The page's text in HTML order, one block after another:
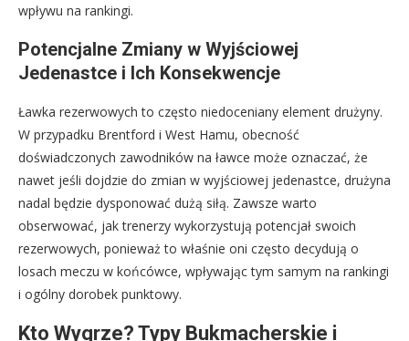
wpływu na rankingi.
Potencjalne Zmiany w Wyjściowej
Jedenastce i Ich Konsekwencje
Ławka rezerwowych to często niedoceniany element drużyny.
W przypadku Brentford i West Hamu, obecność
doświadczonych zawodników na ławce może oznaczać, że
nawet jeśli dojdzie do zmian w wyjściowej jedenastce, drużyna
nadal będzie dysponować dużą siłą. Zawsze warto
obserwować, jak trenerzy wykorzystują potencjał swoich
rezerwowych, ponieważ to właśnie oni często decydują o
losach meczu w końcówce, wpływając tym samym na rankingi
i ogólny dorobek punktowy.
Kto Wygrze? Typy Bukmacherskie i